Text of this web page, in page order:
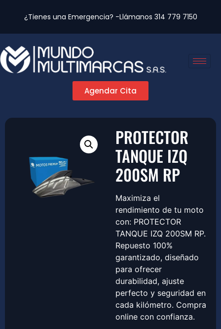
¿Tienes una Emergencia? -Llámanos 314 779 7150
Agendar Cita
PROTECTOR
TANQUE IZQ
200SM RP
Maximiza el
rendimiento de tu moto
con: PROTECTOR
TANQUE IZQ 200SM RP.
Repuesto 100%
garantizado, diseñado
para ofrecer
durabilidad, ajuste
perfecto y seguridad en
cada kilómetro. Compra
online con confianza.